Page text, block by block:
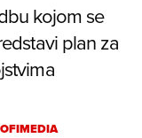
kojom se
plan za